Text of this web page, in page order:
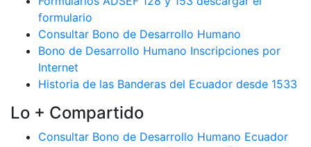
formulario
Consultar Bono de Desarrollo Humano
Bono de Desarrollo Humano Inscripciones por
Internet
Historia de las Banderas del Ecuador desde 1533
Lo + Compartido
Consultar Bono de Desarrollo Humano Ecuador